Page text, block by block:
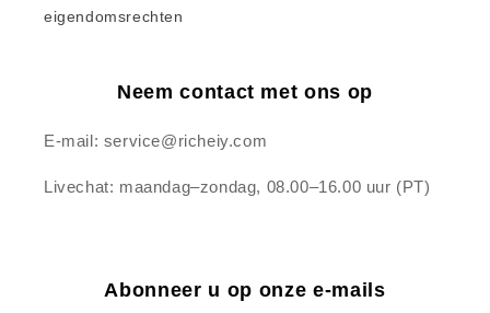
eigendomsrechten
Neem contact met ons op
E-mail: service@richeiy.com
Livechat: maandag–zondag, 08.00–16.00 uur (PT)
Abonneer u op onze e-mails